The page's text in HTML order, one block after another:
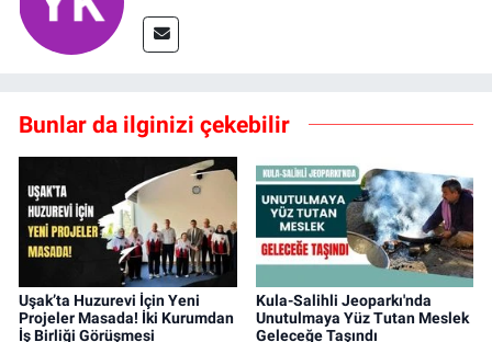
Bunlar da ilginizi çekebilir
Uşak’ta Huzurevi İçin Yeni
Projeler Masada! İki Kurumdan
İş Birliği Görüşmesi
Kula-Salihli Jeoparkı'nda
Unutulmaya Yüz Tutan Meslek
Geleceğe Taşındı